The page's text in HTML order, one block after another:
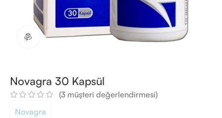
360 ürün görünümü
Novagra 30 Kapsül
(3 müşteri değerlendirmesi)
Novagra